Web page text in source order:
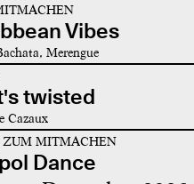
Vibes
Merengue
twisted
Cazaux
MITMACHEN
Dance